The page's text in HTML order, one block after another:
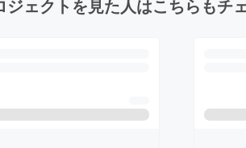
ジェクトを見た人はこちらもチ